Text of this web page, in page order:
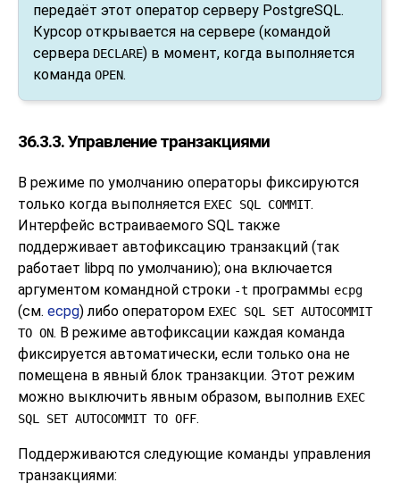
передаёт этот оператор серверу PostgreSQL.
Курсор открывается на сервере (командой
сервера DECLARE) в момент, когда выполняется
команда OPEN.
36.3.3. Управление транзакциями
В режиме по умолчанию операторы фиксируются
только когда выполняется EXEC SQL COMMIT.
Интерфейс встраиваемого SQL также
поддерживает автофиксацию транзакций (так
работает libpq по умолчанию); она включается
аргументом командной строки -t программы ecpg
(см. ecpg) либо оператором EXEC SQL SET AUTOCOMMIT
TO ON. В режиме автофиксации каждая команда
фиксируется автоматически, если только она не
помещена в явный блок транзакции. Этот режим
можно выключить явным образом, выполнив EXEC
SQL SET AUTOCOMMIT TO OFF.
Поддерживаются следующие команды управления
транзакциями: